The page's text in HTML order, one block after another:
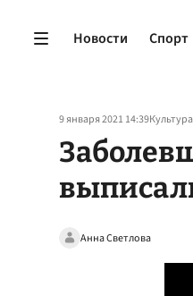
Новости Спорт
9 января 2021 14:39Культура
Анна Светлова